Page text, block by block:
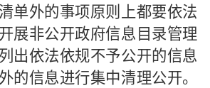
单外的事项原则上都要依法
展非公开政府信息目录管理
出依法依规不予公开的信息
的信息进行集中清理公开。